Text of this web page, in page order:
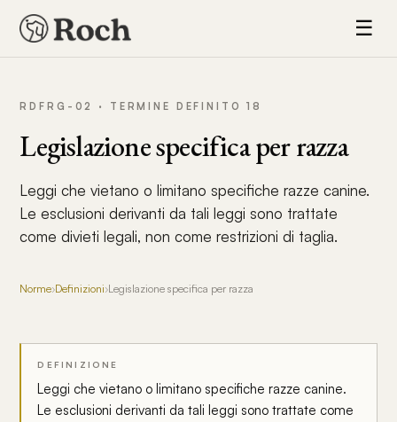
☰
RDFRG-02 · TERMINE DEFINITO 18
Legislazione specifica per razza
Leggi che vietano o limitano specifiche razze canine.
Le esclusioni derivanti da tali leggi sono trattate
come divieti legali, non come restrizioni di taglia.
Norme›Definizioni›Legislazione specifica per razza
DEFINIZIONE
Leggi che vietano o limitano specifiche razze canine.
Le esclusioni derivanti da tali leggi sono trattate come